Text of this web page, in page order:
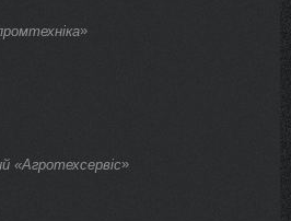
»
«Агротехсервіс»